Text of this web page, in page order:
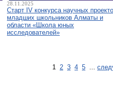
28.11.2025
Старт IV конкурса научных
младших школьников Алматы и
области «Школа юных
исследователей»
1 2 3 4 5 ...